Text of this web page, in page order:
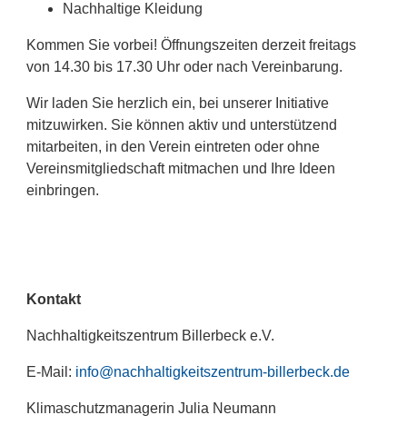
Nachhaltige Kleidung
Kommen Sie vorbei! Öffnungszeiten derzeit freitags
von 14.30 bis 17.30 Uhr oder nach Vereinbarung.
Wir laden Sie herzlich ein, bei unserer Initiative
mitzuwirken. Sie können aktiv und unterstützend
mitarbeiten, in den Verein eintreten oder ohne
Vereinsmitgliedschaft mitmachen und Ihre Ideen
einbringen.
Kontakt
Nachhaltigkeitszentrum Billerbeck e.V.
E-Mail: info@nachhaltigkeitszentrum-billerbeck.de
Klimaschutzmanagerin Julia Neumann